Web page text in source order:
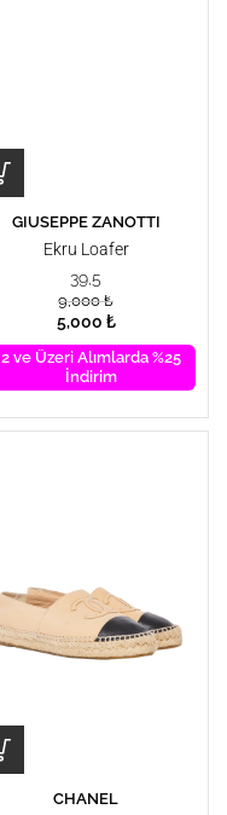
GIUSEPPE ZANOTTI
Ekru Loafer
39,5
9,000₺
5,000 ₺
2 ve Üzeri Alımlarda %25
İndirim
CHANEL